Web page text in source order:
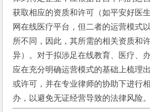
获取相应的资质和许可（如平安好医
网在线医疗平台，但二者的运营模式
所不同，因此，其所需的相关资质和
异）。对于拟涉足在线教育、医疗、
应在充分明确运营模式的基础上梳理
或许可，并在专业律师的协助下进行
办，以避免无证经营导致的法律风险。